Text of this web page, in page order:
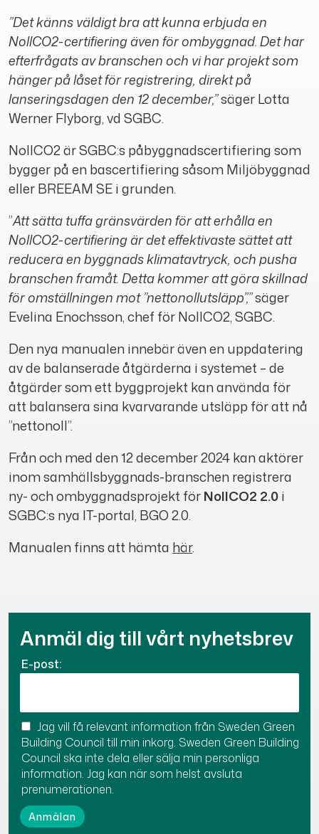
”Det känns väldigt bra att kunna erbjuda en
NollCO2-certifiering även för ombyggnad. Det har
efterfrågats av branschen och vi har projekt som
hänger på låset för registrering, direkt på
lanseringsdagen den 12 december,”säger Lotta
Werner Flyborg, vd SGBC.
NollCO2 är SGBC:s påbyggnadscertifiering som
bygger på en bascertifiering såsom Miljöbyggnad
eller BREEAM SE i grunden.
”Att sätta tuffa gränsvärden för att erhålla en
NollCO2-certifiering är det effektivaste sättet att
reducera en byggnads klimatavtryck, och pusha
branschen framåt. Detta kommer att göra skillnad
för omställningen mot ”nettonollutsläpp”,”säger
Evelina Enochsson, chef för NollCO2, SGBC.
Den nya manualen innebär även en uppdatering
av de balanserade åtgärderna i systemet – de
åtgärder som ett byggprojekt kan använda för
att balansera sina kvarvarande utsläpp för att nå
”nettonoll”.
Från och med den 12 december 2024 kan aktörer
inom samhällsbyggnads-branschen registrera
ny- och ombyggnadsprojekt förNollCO2 2.0i
SGBC:s nya IT-portal, BGO 2.0.
Manualen finns att hämta här.
Anmäl dig till vårt nyhetsbrev
E-post:
Jag vill få relevant information från Sweden Green
Building Council till min inkorg. Sweden Green Building
Council ska inte dela eller sälja min personliga
information. Jag kan när som helst avsluta
prenumerationen.